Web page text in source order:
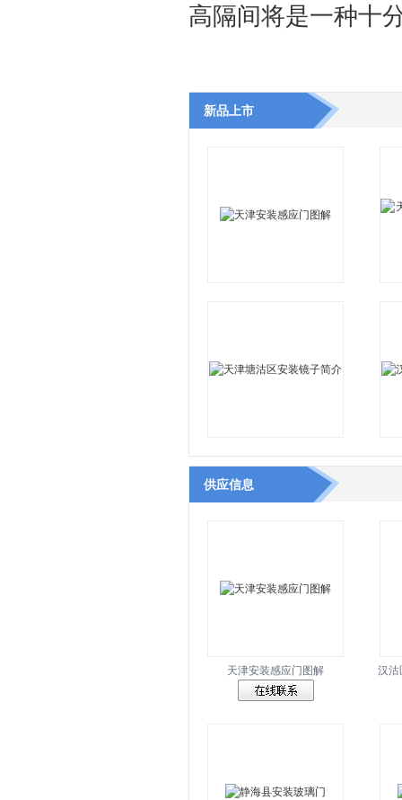
高隔间将是一种十
新品上市
供应信息
天津安装感应门图解 汉沽